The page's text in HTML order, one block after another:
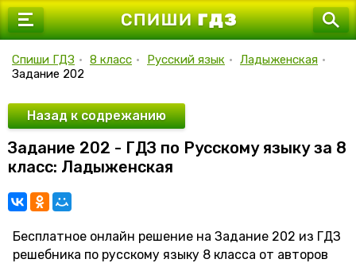
7 класс
9 класс
10 класс
11 класс
Спиши ГДЗ • 8 класс • Русский язык • Ладыженская •
Задание 202
Назад к содрежанию
Задание 202 - ГДЗ по Русскому языку за 8
класс: Ладыженская
Бесплатное онлайн решение на Задание 202 из ГДЗ
решебника по русскому языку 8 класса от авторов